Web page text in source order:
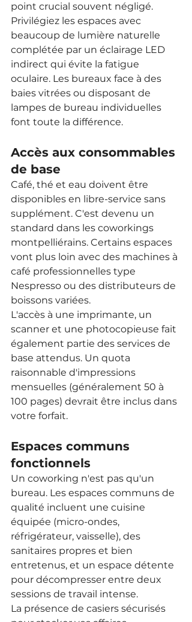
point crucial souvent négligé.
Privilégiez les espaces avec
beaucoup de lumière naturelle
complétée par un éclairage LED
indirect qui évite la fatigue
oculaire. Les bureaux face à des
baies vitrées ou disposant de
lampes de bureau individuelles
font toute la différence.
Accès aux consommables
de base
Café, thé et eau doivent être
disponibles en libre-service sans
supplément. C'est devenu un
standard dans les coworkings
montpelliérains. Certains espaces
vont plus loin avec des machines à
café professionnelles type
Nespresso ou des distributeurs de
boissons variées.
L'accès à une imprimante, un
scanner et une photocopieuse fait
également partie des services de
base attendus. Un quota
raisonnable d'impressions
mensuelles (généralement 50 à
100 pages) devrait être inclus dans
votre forfait.
Espaces communs
fonctionnels
Un coworking n'est pas qu'un
bureau. Les espaces communs de
qualité incluent une cuisine
équipée (micro-ondes,
réfrigérateur, vaisselle), des
sanitaires propres et bien
entretenus, et un espace détente
pour décompresser entre deux
sessions de travail intense.
La présence de casiers sécurisés